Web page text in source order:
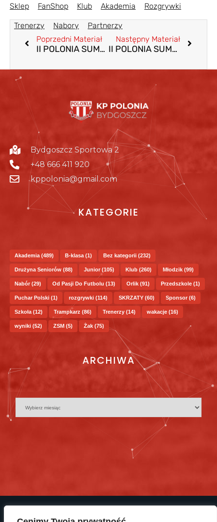
Sklep FanShop Klub Akademia Rozgrywki
Trenerzy Nabory
Partnerzy
Poprzedni Materiał
II POLONIA SUMMER CUP rocznik 2018
Następny Materiał
II POLONIA SUMMER CUP rocznik 2017
Bydgoszcz Sportowa 2
+48 666 411 920
kppolonia@gmail.com
KATEGORIE
Akademia (489) B-klasa (1) Bez kategorii (232)
Drużyna Seniorów (88) Junior (105) Klub (260) Młodzik (99)
Nabór (29) Od Pasji Do Futbolu (13) Orlik (91) Przedszkole (1)
Puchar Polski (1) rozgrywki (114) SKRZATY (60) Sponsor (6)
Szkoła (12) Trampkarz (86) Trenerzy (14) wakacje (16)
wyniki (52) ZSM (5) Żak (75)
ARCHIWA